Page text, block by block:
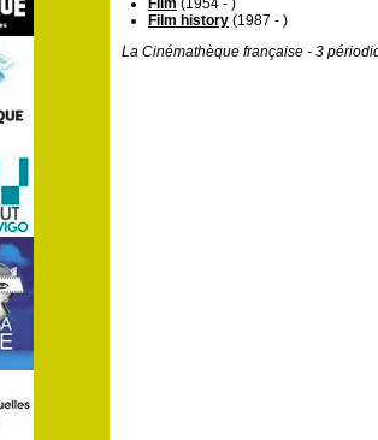
Film (1954 - )
Film history (1987 - )
La Cinémathèque française - 3